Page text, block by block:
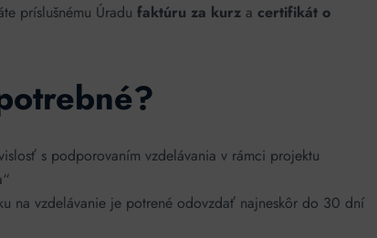
príslušnému Úradu faktúru za kurz a certifikát o
s podporovaním vzdelávania v rámci projektu
na vzdelávanie je potrené odovzdať najneskôr do 30 dní